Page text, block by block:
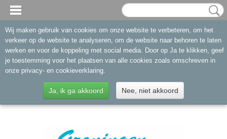
Wij maken gebruik van cookies om onze website te verbeteren, om het
verkeer op de website te analyseren, om de website naar behoren te laten
werken en voor de koppeling met social media. Door op Ja te klikken, geef
je toestemming voor het plaatsen van alle cookies zoals omschreven in
onze privacy- en cookieverklaring.
Ja, ik ga akkoord Nee, niet akkoord